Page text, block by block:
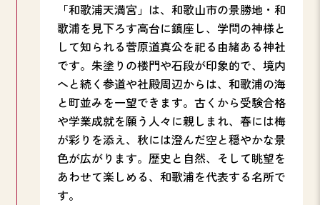
「和歌浦天満宮」は、和歌山市の景勝地・和
歌浦を見下ろす高台に鎮座し、学問の神様と
して知られる菅原道真公を祀る由緒ある神社
です。朱塗りの楼門や石段が印象的で、境内
へと続く参道や社殿周辺からは、和歌浦の海
と町並みを一望できます。古くから受験合格
や学業成就を願う人々に親しまれ、春には梅
が彩りを添え、秋には澄んだ空と穏やかな景
色が広がります。歴史と自然、そして眺望を
あわせて楽しめる、和歌浦を代表する名所で
す。